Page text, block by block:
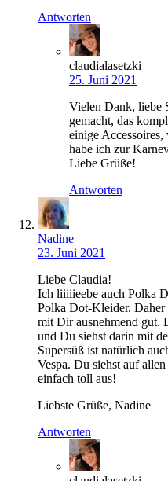
Antworten
claudialasetzki
25. Juni 2021
Vielen Dank, liebe
gemacht, das
einige
habe ich zur
Liebe Grüße!
Antworten
Nadine
23. Juni 2021
Liebe Claudia!
Ich liiiiieebe auch Polka
Polka Dot-Kleider.
mit Dir ausnehmend gut.
und Du siehst darin mit
Supersüß ist natürlich
Vespa. Du siehst auf
einfach toll aus!
Liebste Grüße, Nadine
Antworten